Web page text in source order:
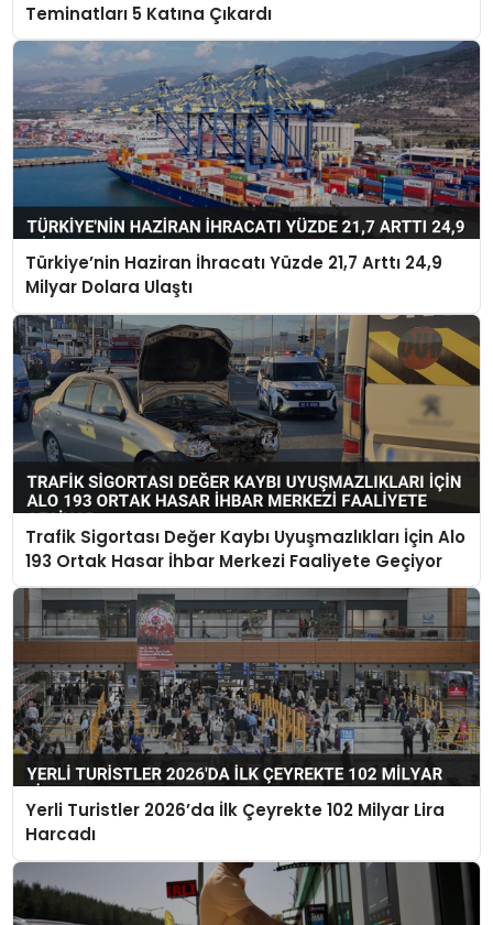
Teminatları 5 Katına Çıkardı
Türkiye’nin Haziran İhracatı Yüzde 21,7 Arttı 24,9
Milyar Dolara Ulaştı
Trafik Sigortası Değer Kaybı Uyuşmazlıkları İçin Alo
193 Ortak Hasar İhbar Merkezi Faaliyete Geçiyor
Yerli Turistler 2026’da İlk Çeyrekte 102 Milyar Lira
Harcadı